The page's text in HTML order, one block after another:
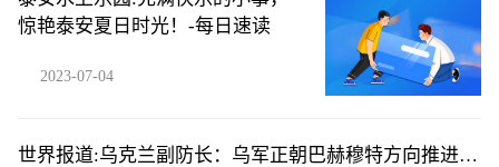
惊艳泰安夏日时光！-每日速读
2023-07-04
世界报道:乌克兰副防长：乌军正朝巴赫穆特方向推进，